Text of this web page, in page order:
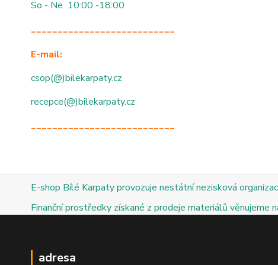
So - Ne 10:00 -18:00
___________________________
E-mail:
csop(@)bilekarpaty.cz
recepce(@)bilekarpaty.cz
___________________________
E-shop Bílé Karpaty provozuje nestátní nezisková
Finanční prostředky získané z prodeje materiálů věnujeme
adresa